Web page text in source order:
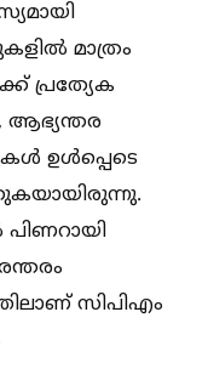
മാത്രം
പ്രത്യേക
ആഭ്യന്തര
ഉള്‍പ്പെടെ
പിണറായി
സിപിഎം